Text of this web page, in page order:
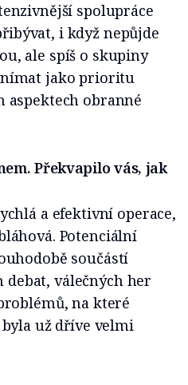
spolupráce
i když nepůjde
ale spíš o skupiny
jako prioritu
aspektech obranné
Překvapilo vás, jak
a efektivní operace,
Potenciální
součástí
válečných her
na které
už dříve velmi